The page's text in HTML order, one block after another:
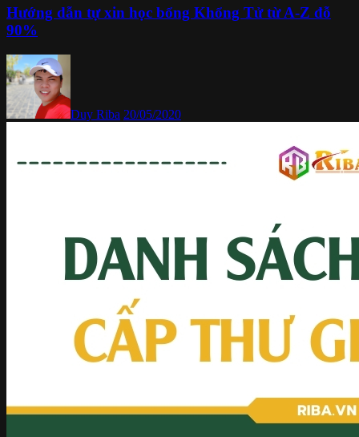
Hướng dẫn tự xin học bổng Khổng Tử từ A-Z đỗ
90%
Duy Riba 20/05/2020